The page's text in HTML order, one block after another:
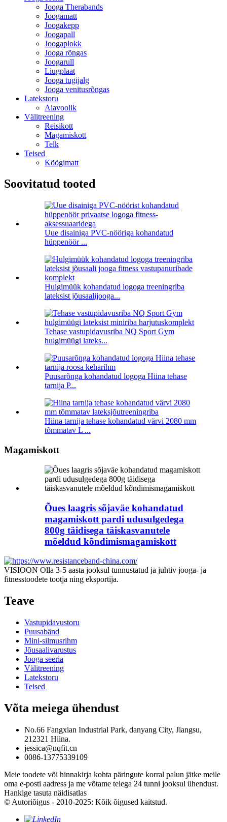
Jooga Therabands
Joogamatt
Joogakepp
Joogapall
Joogaplokk
Jooga rõngas
Joogarull
Liugplaat
Jooga tugijalg
Jooga venitusrõngas
Latekstoru
Aiavoolik
Välitreening
Reisikott
Magamiskott
Telk
Teised
Köögimatt
Soovitatud tooted
Uue disainiga PVC-nööriga kohandatud
hüppenöör ...
Hulgimüük kohandatud logoga treeningriba
lateksist jõusaalijooga...
Tehase vastupidavusriba NQ Sport Gym
hulgimüügi lateks...
Puusarõnga kohandatud logoga Hiina tehase
tarnija P...
Hiina tarnija tehase kohandatud värvi 2080 mm
tõmmatav L ...
Magamiskott
Õues laagris sõjaväe kohandatud
magamiskott pardi udusulgedega
800g täidisega täiskasvanutele
mõeldud kõndimismagamiskott
VISIOON Olla 3-5 aasta jooksul tunnustatud ja juhtiv jooga- ja
fitnesstoodete tootja ning eksportija.
Teave
Vastupidavustoru
Puusabänd
Mini-silmusrihm
Jõusaalivarustus
Jooga seeria
Välitreening
Latekstoru
Teised
Võta meiega ühendust
No.66 Fangxian Industrial Park, danyang City, Jiangsu,
212321 Hiina.
jessica@nqfit.cn
0086-13775339109
Meie toodete või hinnakirja kohta päringute korral palun jätke meile
oma e-posti aadress ja me võtame teiega 24 tunni jooksul ühendust.
Hankige tasuta näidisatlas
© Autoriõigus - 2010-2025: Kõik õigused kaitstud.